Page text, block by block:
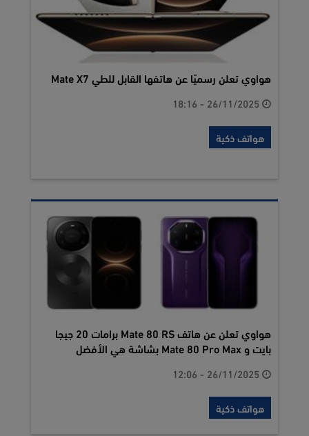
هواوي تعلن رسميًا عن هاتفها القابل للطي Mate X7
هواتف ذكية
هواوي تعلن عن هاتف Mate 80 RS برامات 20 جيجا
بايت و Mate 80 Pro Max بشاشة هي الأفضل
هواتف ذكية